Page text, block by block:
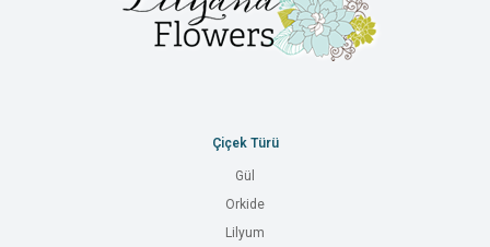
Çiçek Türü
Gül
Orkide
Lilyum